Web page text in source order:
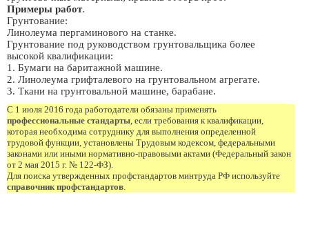
Примеры работ.
Грунтование:
Линолеума пергаминового на станке.
Грунтование под руководством грунтовальщика более
высокой квалификации:
1. Бумаги на баритажной машине.
2. Линолеума грифталевого на грунтовальном агрегате.
3. Ткани на грунтовальной машине, барабане.
С 1 июля 2016 года работодатели обязаны применять
профессиональные стандарты, если требования к квалификации,
которая необходима сотруднику для выполнения определенной
трудовой функции, установлены Трудовым кодексом, федеральными
законами или иными нормативно-правовыми актами (Федеральный закон
от 2 мая 2015 г. № 122-ФЗ).
Для поиска утвержденных профстандартов минтруда РФ используйте
справочник профстандартов.